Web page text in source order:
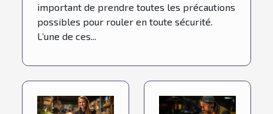
important de prendre toutes les précautions
possibles pour rouler en toute sécurité.
L’une de ces...